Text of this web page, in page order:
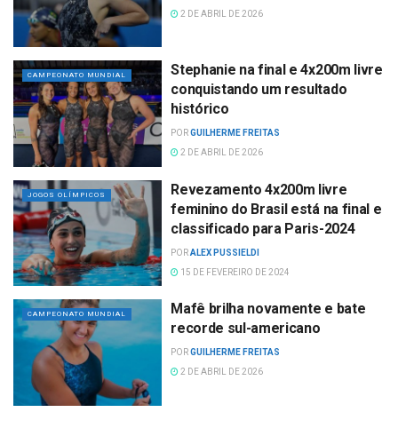
2 DE ABRIL DE 2026
CAMPEONATO MUNDIAL
Stephanie na final e 4x200m livre
conquistando um resultado
histórico
PORGUILHERME FREITAS
2 DE ABRIL DE 2026
JOGOS OLÍMPICOS
Revezamento 4x200m livre
feminino do Brasil está na final e
classificado para Paris-2024
PORALEX PUSSIELDI
15 DE FEVEREIRO DE 2024
CAMPEONATO MUNDIAL
Mafê brilha novamente e bate
recorde sul-americano
PORGUILHERME FREITAS
2 DE ABRIL DE 2026